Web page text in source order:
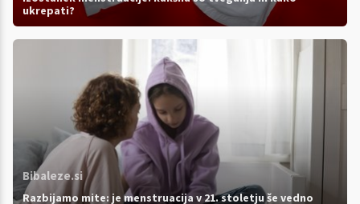
ukrepati?
Bibaleze.si
Razbijamo mite: je menstruacija v 21. stoletju še vedno